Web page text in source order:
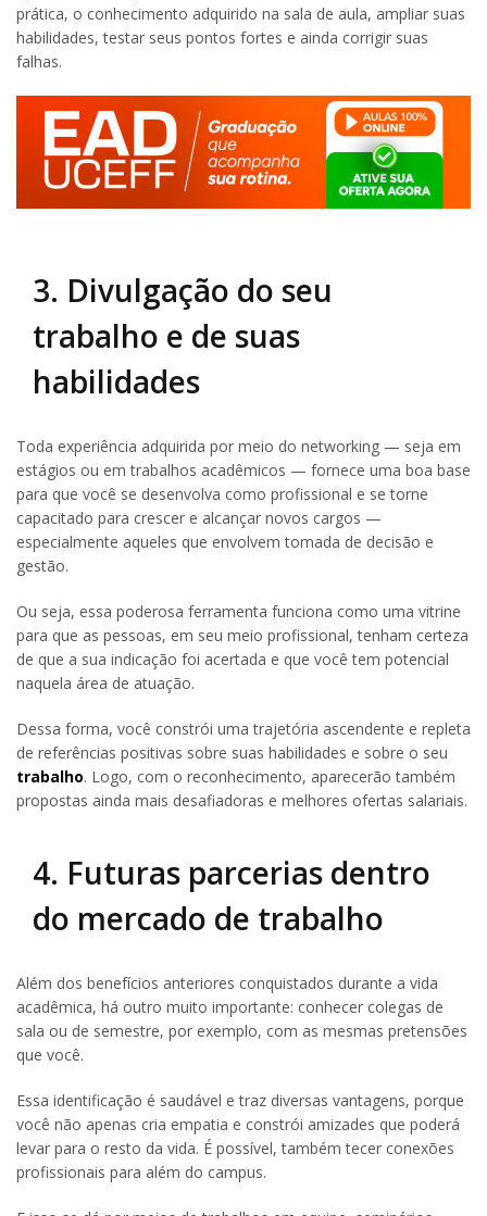
prática, o conhecimento adquirido na sala de aula, ampliar suas
habilidades, testar seus pontos fortes e ainda corrigir suas
falhas.
3. Divulgação do seu
trabalho e de suas
habilidades
Toda experiência adquirida por meio do networking — seja em
estágios ou em trabalhos acadêmicos — fornece uma boa base
para que você se desenvolva como profissional e se torne
capacitado para crescer e alcançar novos cargos —
especialmente aqueles que envolvem tomada de decisão e
gestão.
Ou seja, essa poderosa ferramenta funciona como uma vitrine
para que as pessoas, em seu meio profissional, tenham certeza
de que a sua indicação foi acertada e que você tem potencial
naquela área de atuação.
Dessa forma, você constrói uma trajetória ascendente e repleta
de referências positivas sobre suas habilidades e sobre o seu
trabalho. Logo, com o reconhecimento, aparecerão também
propostas ainda mais desafiadoras e melhores ofertas salariais.
4. Futuras parcerias dentro
do mercado de trabalho
Além dos benefícios anteriores conquistados durante a vida
acadêmica, há outro muito importante: conhecer colegas de
sala ou de semestre, por exemplo, com as mesmas pretensões
que você.
Essa identificação é saudável e traz diversas vantagens, porque
você não apenas cria empatia e constrói amizades que poderá
levar para o resto da vida. É possível, também tecer conexões
profissionais para além do campus.